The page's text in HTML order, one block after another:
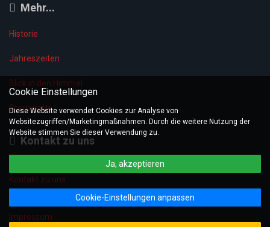
Mehr...
Historie
Jahreszeiten
Blick in den Himmel
Sternwarte
Kontakt zu uns
Kontakt zu uns
Datenschutzerklärung
Impressum
Cookie Einstellungen
Diese Website verwendet Cookies zur Analyse von
Websitezugriffen/Marketingmaßnahmen. Durch die weitere Nutzung der
Website stimmen Sie dieser Verwendung zu.
Ja, akzeptieren
Cookie-Einstellungen anpassen